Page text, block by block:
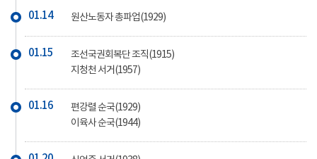
01.14 원산노동자 총파업(1929)
01.15
조선국권회복단 조직(1915)
지청천 서거(1957)
01.16
편강렬 순국(1929)
이육사 순국(1944)